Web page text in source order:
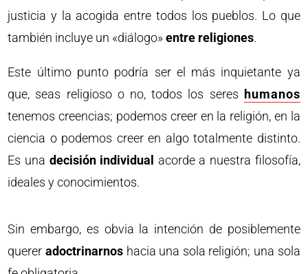
justicia y la acogida entre todos los pueblos. Lo que
también incluye un «diálogo»entre religiones.
Este último punto podría ser el más inquietante ya
que, seas religioso o no, todos los seres humanos
tenemos creencias; podemos creer en la religión, en la
ciencia o podemos creer en algo totalmente distinto.
Es una decisión individual
acorde a nuestra filosofía,
ideales y conocimientos.
Sin embargo, es obvia la intención de posiblemente
querer adoctrinarnoshacia una sola religión; una sola